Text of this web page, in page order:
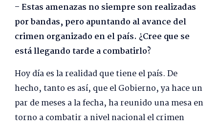
– Estas amenazas no siempre son realizadas
por bandas, pero apuntando al avance del
crimen organizado en el país. ¿Cree que se
está llegando tarde a combatirlo?
Hoy día es la realidad que tiene el país. De
hecho, tanto es así, que el Gobierno, ya hace un
par de meses a la fecha, ha reunido una mesa en
torno a combatir a nivel nacional el crimen